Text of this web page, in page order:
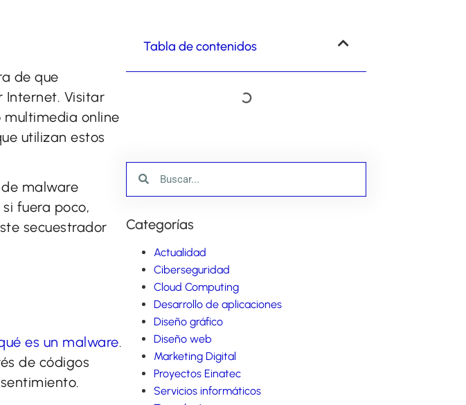
de que
Internet. Visitar
multimedia online
utilizan estos
malware
fuera poco,
secuestrador
es un malware.
de códigos
Tabla de contenidos
Categorías
Actualidad
Ciberseguridad
Cloud Computing
Desarrollo de aplicaciones
Diseño gráfico
Diseño web
Marketing Digital
Proyectos Einatec
Servicios informáticos